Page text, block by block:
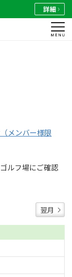
詳細
メンバー様限
ルフ場にご確認
翌月